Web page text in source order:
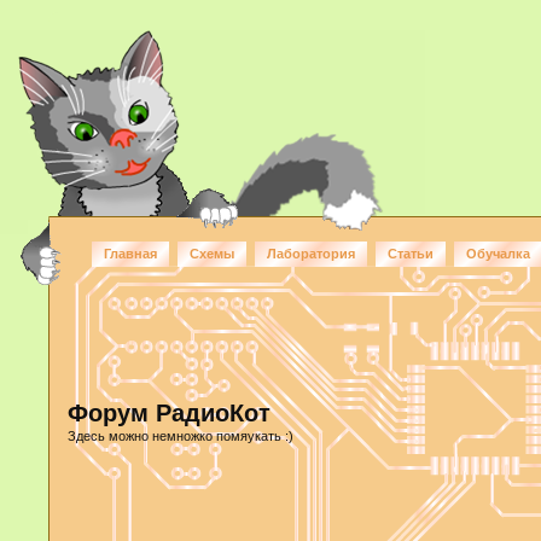
Главная Схемы Лаборатория Статьи Обучалка
Форум РадиоКот
Здесь можно немножко помяукать :)